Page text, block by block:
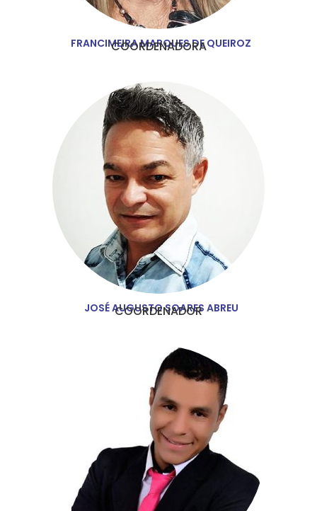
FRANCIMEIRA MARQUES DE QUEIROZ
COORDENADORA
JOSÉ AUGUSTO SOARES ABREU
COORDENADOR